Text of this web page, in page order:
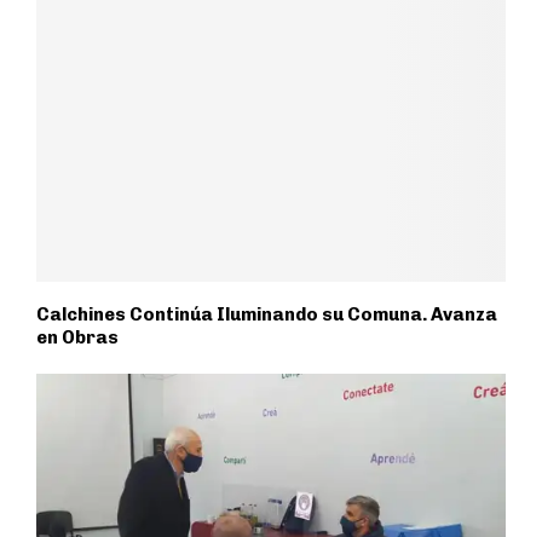
Calchines Continúa Iluminando su Comuna. Avanza
en Obras